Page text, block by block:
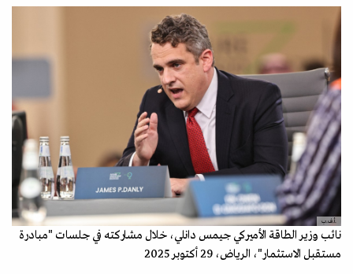
.أ.ف.ب
نائب وزير الطاقة الأميركي جيمس دانلي، خلال مشاركته في جلسات "مبادرة
مستقبل الاستثمار"، الرياض، 29 أكتوبر 2025